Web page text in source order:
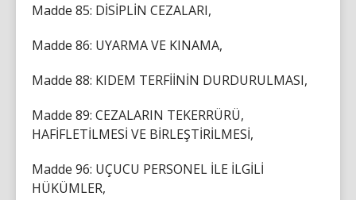
Madde 85: DİSİPLİN CEZALARI,
Madde 86: UYARMA VE KINAMA,
Madde 88: KIDEM TERFİİNİN DURDURULMASI,
Madde 89: CEZALARIN TEKERRÜRÜ,
HAFİFLETİLMESİ VE BİRLEŞTİRİLMESİ,
Madde 96: UÇUCU PERSONEL İLE İLGİLİ
HÜKÜMLER,